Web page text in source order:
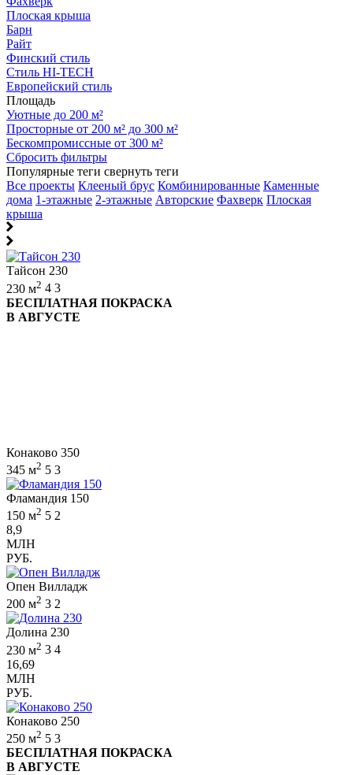
Плоская крыша
Барн
Райт
Финский стиль
Стиль HI-TECH
Европейский стиль
Площадь
Уютные до 200 м²
Просторные от 200 м² до 300 м²
Бескомпромиссные от 300 м²
Сбросить фильтры
Популярные теги свернуть теги
Все проекты Клееный брус Комбинированные Каменные
дома 1-этажные 2-этажные Авторские Фахверк Плоская
крыша
Тайсон 230
230 м2 4 3
БЕСПЛАТНАЯ ПОКРАСКА
В АВГУСТЕ
Конаково 350
345 м2 5 3
Фламандия 150
150 м2 5 2
8,9
МЛН
РУБ.
Опен Вилладж
200 м2 3 2
Долина 230
230 м2 3 4
16,69
МЛН
РУБ.
Конаково 250
250 м2 5 3
БЕСПЛАТНАЯ ПОКРАСКА
В АВГУСТЕ